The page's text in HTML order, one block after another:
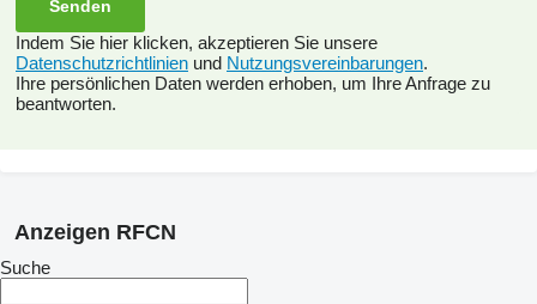
Indem Sie hier klicken, akzeptieren Sie unsere
Datenschutzrichtlinien und Nutzungsvereinbarungen.
Ihre persönlichen Daten werden erhoben, um Ihre Anfrage zu
beantworten.
Anzeigen RFCN
Suche